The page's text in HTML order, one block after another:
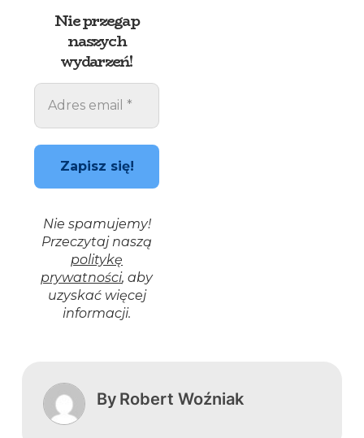
Nie przegap
naszych
wydarzeń!
Nie spamujemy!
Przeczytaj naszą
politykę
prywatności, aby
uzyskać więcej
informacji.
By Robert Woźniak